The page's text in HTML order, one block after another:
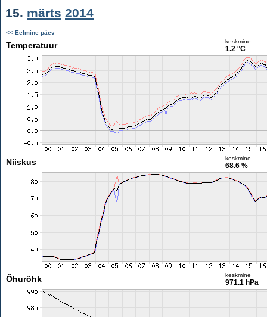
15. märts 2014
<< Eelmine päev
Temperatuur keskmine
1.2 °C
Niiskus keskmine
68.6 %
Õhurõhk keskmine
971.1 hPa